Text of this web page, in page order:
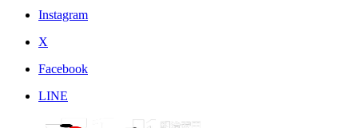
Instagram
X
Facebook
LINE